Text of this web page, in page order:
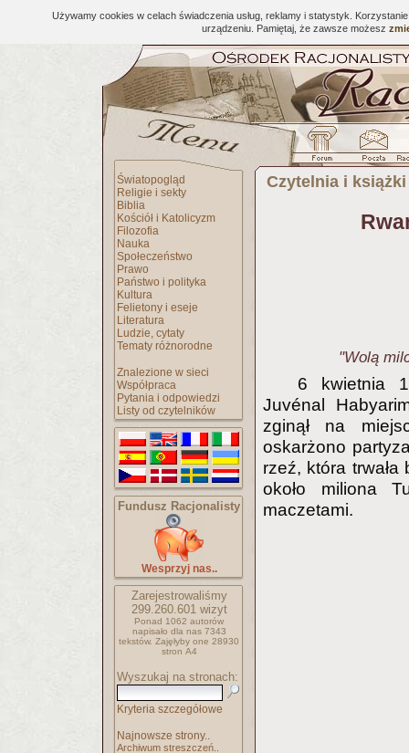
Używamy cookies w celach świadczenia usług, reklamy i statystyk.
urządzeniu. Pamiętaj, że zawsze możesz
Światopogląd
Religie i sekty
Biblia
Kościół i Katolicyzm
Filozofia
Nauka
Społeczeństwo
Prawo
Państwo i polityka
Kultura
Felietony i eseje
Literatura
Ludzie, cytaty
Tematy różnorodne
Znalezione w sieci
Współpraca
Pytania i odpowiedzi
Listy od czytelników
Fundusz Racjonalisty
Wesprzyj nas..
Zarejestrowaliśmy
299.260.601wizyt
Ponad 1062 autorów
napisało dla nas 7343
tekstów. Zajęłyby one 28930
stron A4
Wyszukaj na stronach:
Kryteria szczegółowe
Najnowsze strony..
Archiwum streszczeń..
Czytelnia i książki
"Wolą
6 kwietnia
Juvénal
zginął na
oskarżono
rzeź, która
około miliona
maczetami.